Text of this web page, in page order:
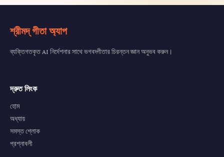
শ্রীমদ্ গীতা অ্যাপ
ব্যক্তিগতকৃত AI নির্দেশনার সাথে ভগবদ্গীতার চিরন্তন জ্ঞান অনুভব করুন।
দ্রুত লিংক
হোম
অধ্যায়
সমস্ত শ্লোক
প্রশ্নাবলী